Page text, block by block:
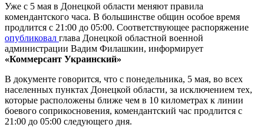
Уже с 5 мая в Донецкой области меняют правила
комендантского часа. В большинстве общин особое время
продлится с 21:00 до 05:00. Соответствующее распоряжение
опубликовал глава Донецкой областной военной
администрации Вадим Филашкин, информирует
«Коммерсант Украинский»
В документе говорится, что с понедельника, 5 мая, во всех
населенных пунктах Донецкой области, за исключением тех,
которые расположены ближе чем в 10 километрах к линии
боевого соприкосновения, комендантский час продлится с
21:00 до 05:00 следующего дня.